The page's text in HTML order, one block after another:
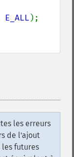
E_ALL);
les erreurs
de l'ajout
les futures